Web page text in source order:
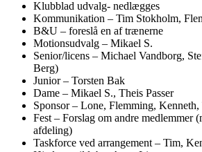
Klubblad udvalg- nedlægges
Kommunikation – Tim Stokholm,
B&U – foreslå en af trænerne
Motionsudvalg – Mikael S.
Senior/licens – Michael Vandborg,
Berg)
Junior – Torsten Bak
Dame – Mikael S., Theis Passer
Sponsor – Lone, Flemming,
Fest – Forslag om andre medlemmer
afdeling)
Taskforce ved arrangement – Tim,